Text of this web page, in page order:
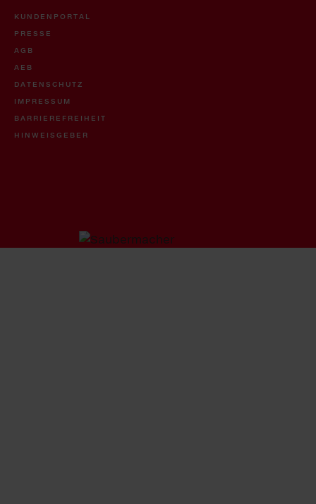
KUNDENPORTAL
PRESSE
AGB
AEB
DATENSCHUTZ
IMPRESSUM
BARRIEREFREIHEIT
HINWEISGEBER